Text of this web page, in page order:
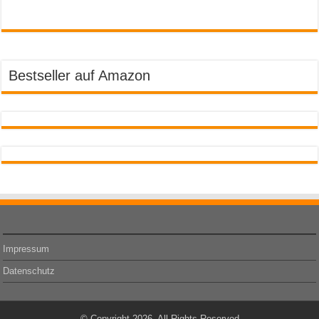
Bestseller auf Amazon
Impressum
Datenschutz